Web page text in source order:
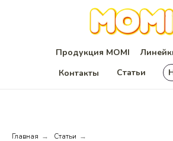
Продукция MOMI
Контакты
Статьи
Главная → Статьи →